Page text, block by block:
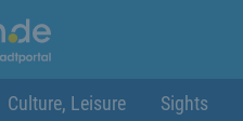
Culture, Leisure Sights